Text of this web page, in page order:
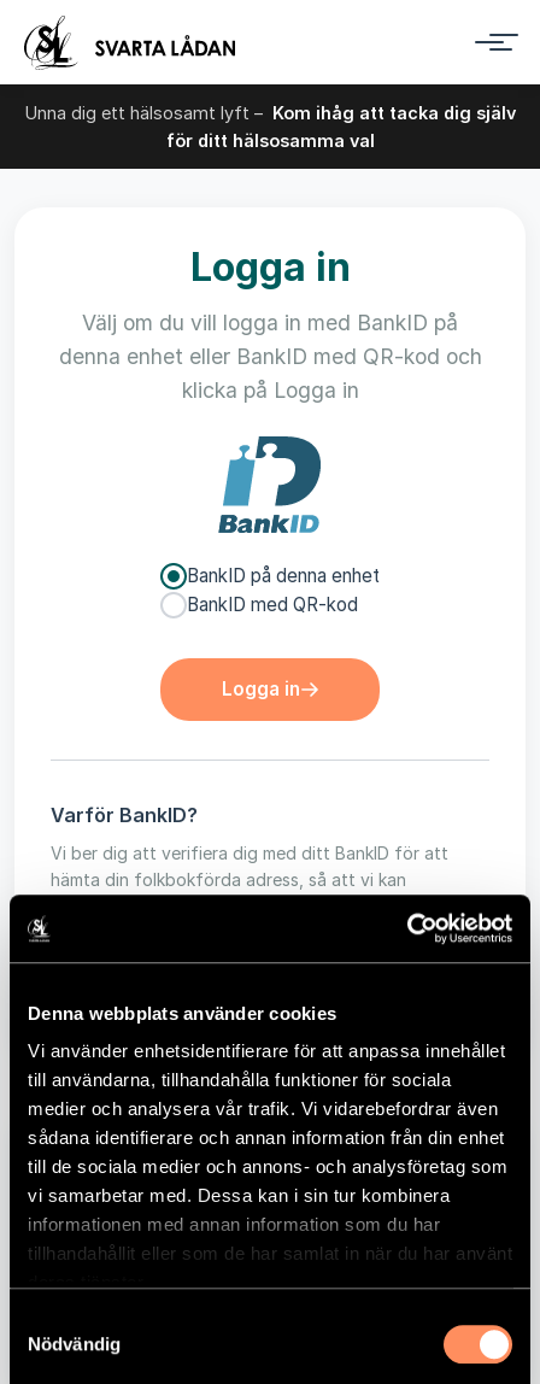
Denna webbplats använder cookies
Vi använder enhetsidentifierare för att anpassa innehållet
till användarna, tillhandahålla funktioner för sociala
medier och analysera vår trafik. Vi vidarebefordrar även
sådana identifierare och annan information från din enhet
till de sociala medier och annons- och analysföretag som
vi samarbetar med. Dessa kan i sin tur kombinera
informationen med annan information som du har
tillhandahållit eller som de har samlat in när du har använt
Nödvändig
Unna dig ett hälsosamt lyft – Kom ihåg att tacka dig själv
för ditt hälsosamma val
Logga in
Välj om du vill logga in med BankID på
denna enhet eller BankID med QR-kod och
klicka på Logga in
BankID på denna enhet
BankID med QR-kod
Logga in
Varför BankID?
Vi ber dig att verifiera dig med ditt BankID för att
hämta din folkbokförda adress, så att vi kan
skapar ett konto via BankID godkänner du Svarta
Lådans hantering av personuppgifter.Läs vår
har listat några åtgärder som du kan prova.
Logga in med användarnamn &
lösenord
Svarta Lådans kundservice kan inte hjälpa till
om du glömt ditt användarnamn eller lösenord,